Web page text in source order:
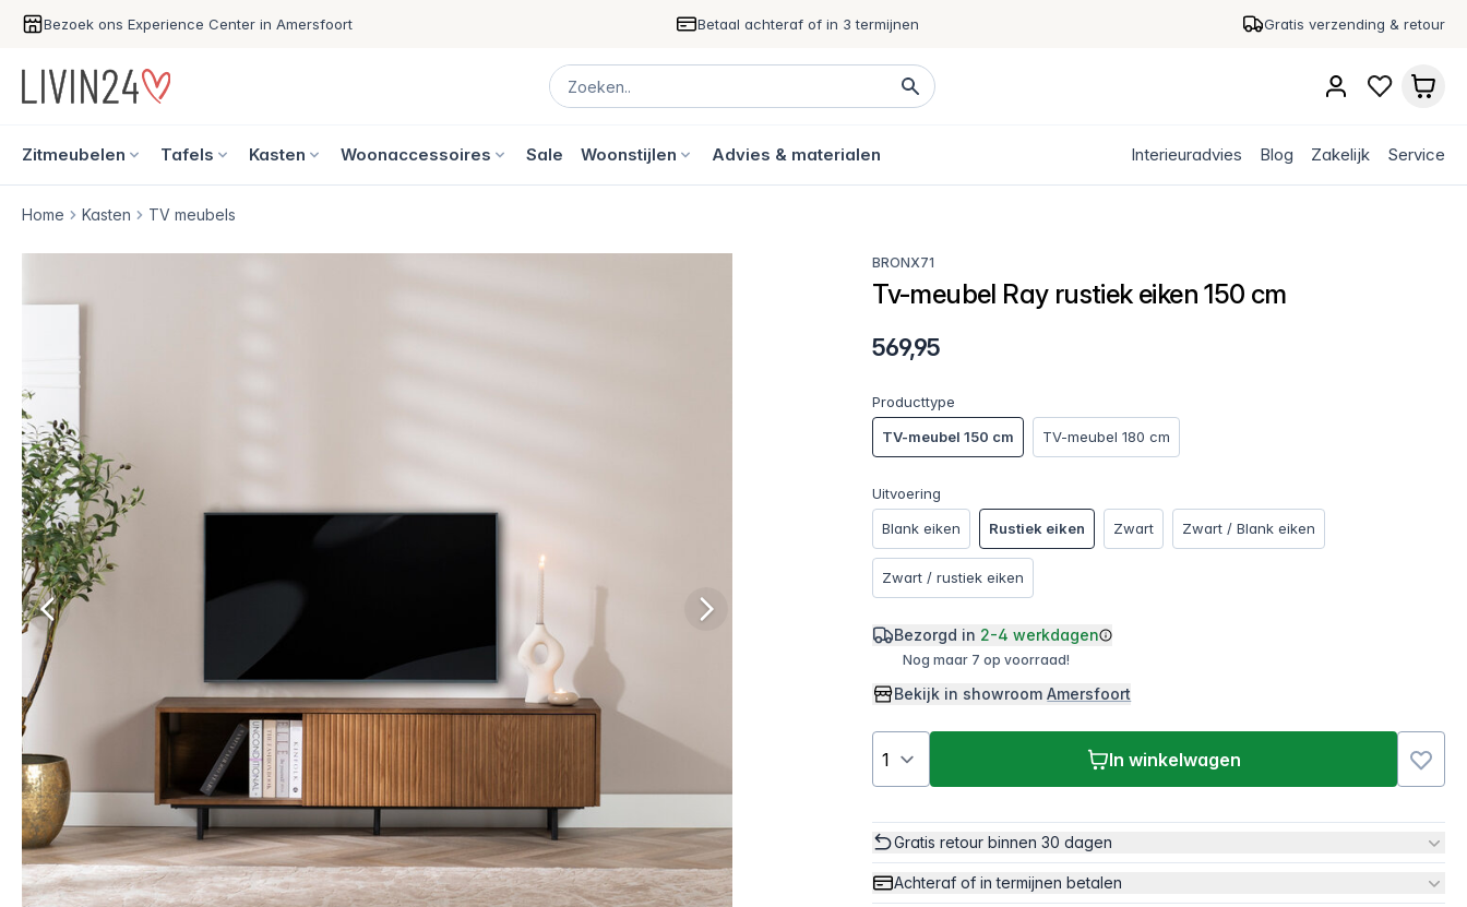
Bezoek ons Experience Center in Amersfoort Betaal achteraf of in 3 termijnen Gratis verzending & retour
Zitmeubelen Tafels Kasten Woonaccessoires Sale Woonstijlen Advies & materialen Interieuradvies Blog Zakelijk Service
Home Kasten TV meubels
BRONX71
Tv-meubel Ray rustiek eiken 150 cm
569,95
Producttype
TV-meubel 150 cm
TV-meubel 180 cm
Uitvoering
Blank eiken
Rustiek eiken Zwart Zwart / Blank eiken
Zwart / rustiek eiken
Bezorgd in 2-4 werkdagen
Nog maar 7 op voorraad!
Bekijk in showroomAmersfoort
In winkelwagen
Gratis retour binnen 30 dagen
Achteraf of in termijnen betalen